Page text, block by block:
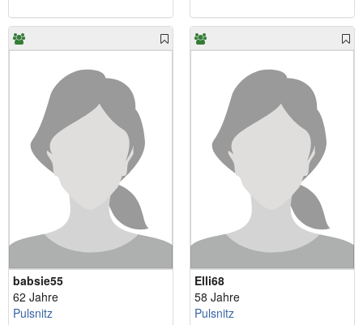
babsie55
62 Jahre
Pulsnitz
Elli68
58 Jahre
Pulsnitz